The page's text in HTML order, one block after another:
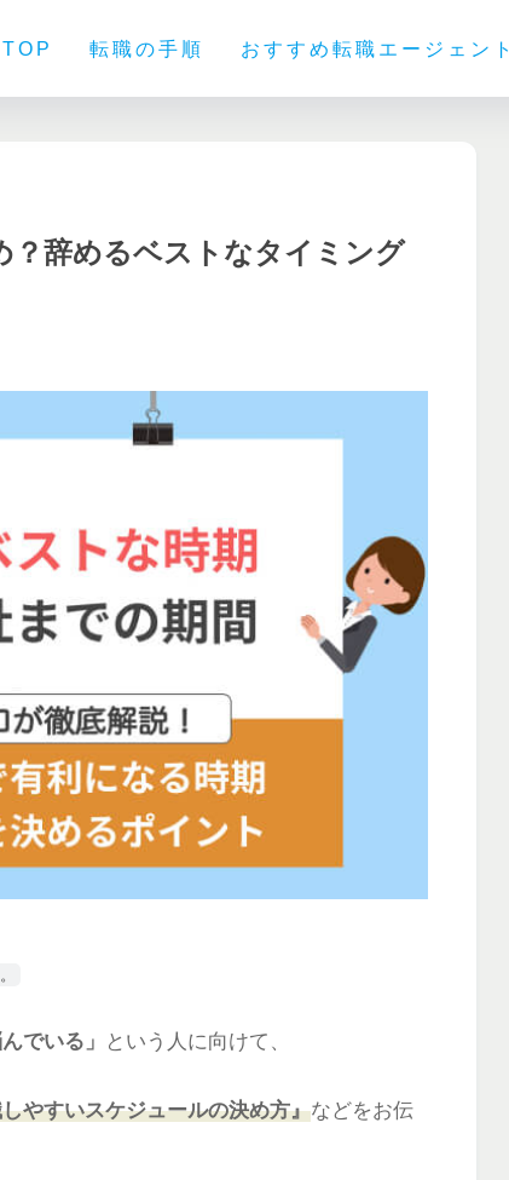
TOP 転職の手順 おすすめ転職エージェント
？辞めるベストなタイミング
でいる 」 という人に向けて、
やすいスケジュールの決め方』などをお伝